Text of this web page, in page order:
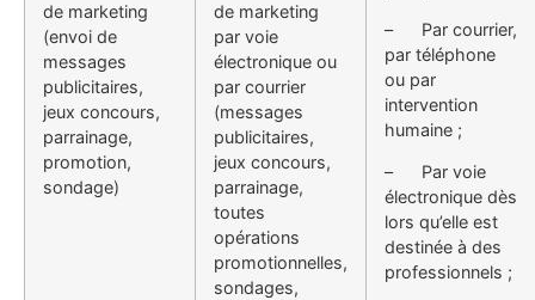
de marketing
(envoi de
messages
publicitaires,
jeux concours,
parrainage,
promotion,
sondage)
de marketing
par voie
électronique ou
par courrier
(messages
publicitaires,
jeux concours,
parrainage,
toutes
opérations
promotionnelles,
sondages,
– Par courrier,
par téléphone
ou par
intervention
humaine ;
– Par voie
électronique dès
lors qu’elle est
destinée à des
professionnels ;